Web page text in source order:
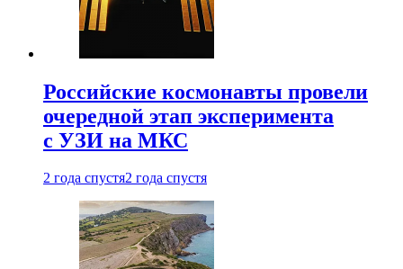
Российские космонавты провели
очередной этап эксперимента
с УЗИ на МКС
2 года спустя2 года спустя